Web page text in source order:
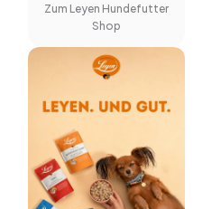
Zum Leyen Hundefutter
Shop